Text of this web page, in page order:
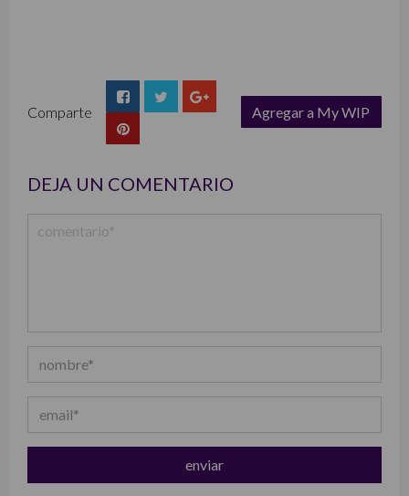
Comparte
Agregar a My WIP
DEJA UN COMENTARIO